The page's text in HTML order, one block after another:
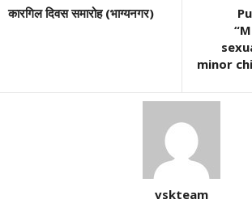
कारगिल दिवस समारोह (भाग्यनगर)
minor
vskteam